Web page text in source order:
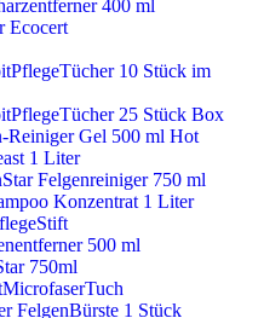
400 ml
Ecocert
10 Stück im
25 Stück Box
Gel 500 ml Hot
1 Liter
Felgenreiniger 750 ml
Konzentrat 1 Liter
500 ml
750ml
FelgenBürste 1 Stück